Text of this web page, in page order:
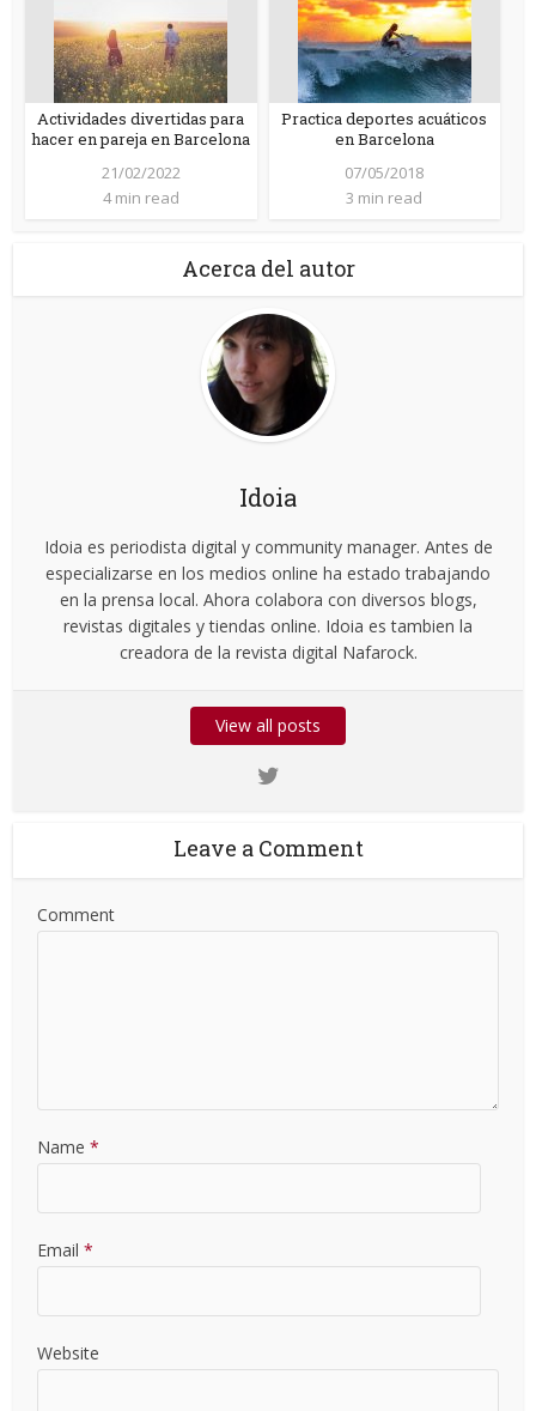
Actividades divertidas para
hacer en pareja en Barcelona
21/02/2022
4 min read
Practica deportes acuáticos
en Barcelona
07/05/2018
3 min read
Acerca del autor
Idoia
Idoia es periodista digital y community manager. Antes de
especializarse en los medios online ha estado trabajando
en la prensa local. Ahora colabora con diversos blogs,
revistas digitales y tiendas online. Idoia es tambien la
creadora de la revista digital Nafarock.
View all posts
Leave a Comment
Comment
Name *
Email *
Website